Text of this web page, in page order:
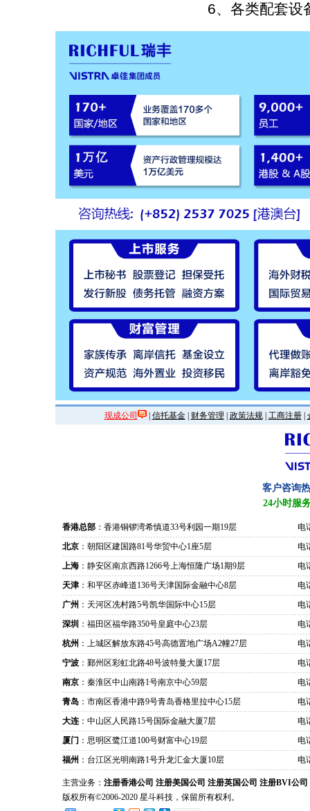
6、各类配套设
现成公司 | 信托基金| 财务管理 政策法规| 工商注册|
客户咨询
24小时服
香港总部 ：香港铜锣湾希慎道33号利园一期19层
电
北京 ：朝阳区建国路81号华贸中心1座5层
电
上海 ：静安区南京西路1266号上海恒隆广场1期9层
电
天津 ：和平区赤峰道136号天津国际金融中心8层
电
广州 ：天河区冼村路5号凯华国际中心15层
电
深圳 ：福田区福华路350号皇庭中心23层
电
杭州 ：上城区解放东路45号高德置地广场A2幢27层
电
宁波 ：鄞州区彩虹北路48号波特曼大厦17层
电
南京 ：秦淮区中山南路1号南京中心59层
电
青岛 ：市南区香港中路9号青岛香格里拉中心15层
电
大连 ：中山区人民路15号国际金融大厦7层
电
厦门 ：思明区鹭江道100号财富中心19层
电
福州 ：台江区光明南路1号升龙汇金大厦10层 电
主营业务： 注册香港公司 注册美国公司 注册英国公司 注册BVI公司
版权所有©2006-2020 星斗科技，保留所有权利。